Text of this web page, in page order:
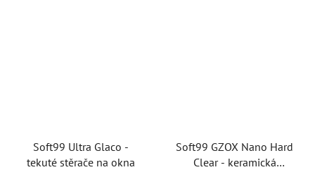
Soft99 Ultra Glaco -
tekuté stěrače na okna
Soft99 GZOX Nano Hard
Clear - keramická